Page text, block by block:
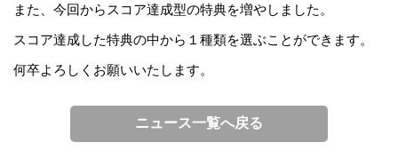
また、今回からスコア達成型の特典を増やしました。
スコア達成した特典の中から１種類を選ぶことができます。
何卒よろしくお願いいたします。
ニュース一覧へ戻る